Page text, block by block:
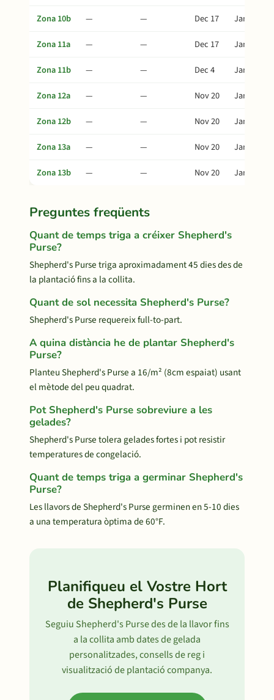
Zona 10b — — Dec 17
Jan 31
Zona 11a
— — Dec 17
Jan 31
Zona 11b
— — Dec 4
Jan 18
Zona 12a
— — Nov 20
Jan 4
Zona 12b
— — Nov 20
Jan 4
Zona 13a
— — Nov 20
Jan 4
Zona 13b
— — Nov 20 Jan 4
Preguntes freqüents
Quant de temps triga a créixer Shepherd's
Purse?
Shepherd's Purse triga aproximadament 45 dies des de
la plantació fins a la collita.
Quant de sol necessita Shepherd's Purse?
Shepherd's Purse requereix full-to-part.
A quina distància he de plantar Shepherd's
Purse?
Planteu Shepherd's Purse a 16/m² (8cm espaiat) usant
el mètode del peu quadrat.
Pot Shepherd's Purse sobreviure a les
gelades?
Shepherd's Purse tolera gelades fortes i pot resistir
temperatures de congelació.
Quant de temps triga a germinar Shepherd's
Purse?
Les llavors de Shepherd's Purse germinen en 5-10 dies
a una temperatura òptima de 60°F.
Planifiqueu el Vostre Hort
de Shepherd's Purse
Seguiu Shepherd's Purse des de la llavor fins
a la collita amb dates de gelada
personalitzades, consells de reg i
visualització de plantació companya.